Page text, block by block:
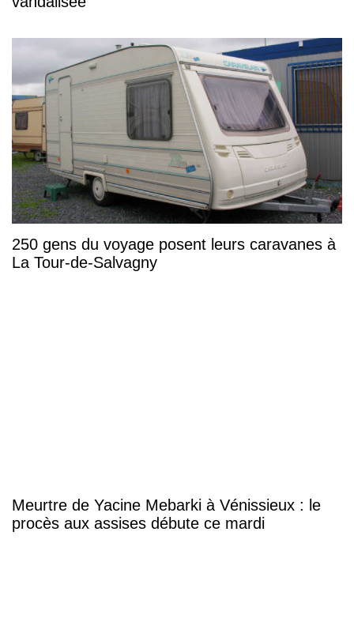
250 gens du voyage posent leurs caravanes à
La Tour-de-Salvagny
Meurtre de Yacine Mebarki à Vénissieux : le
procès aux assises débute ce mardi